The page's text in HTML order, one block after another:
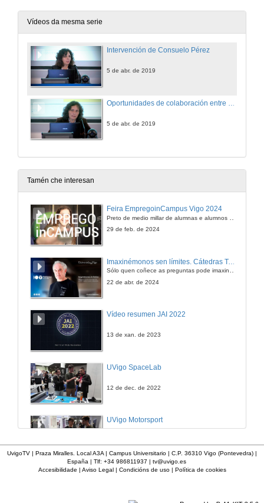
Vídeos da mesma serie
Intervención de Consuelo Pérez
5 de abr. de 2019
5 de abr. de 2019
Tamén che interesan
Feira EmpregoinCampus Vigo 2024
29 de feb. de 2024
Imaxinémonos sen límites. Cátedras Telefónica
Sólo quen coñece as preguntas pode imaxinar novas respostas
22 de abr. de 2024
Vídeo resumen JAI 2022
13 de xan. de 2023
UVigo SpaceLab
12 de dec. de 2022
UVigo Motorsport
UVigo Aerotech
UvigoTV | Praza Miralles. Local A3A | Campus Universitario | C.P. 36310 Vigo (Pontevedra) |
España | Tlf: +34 986811937 | tv@uvigo.es
Accesibilidade | Aviso Legal| Condicións de uso| Política de cookies